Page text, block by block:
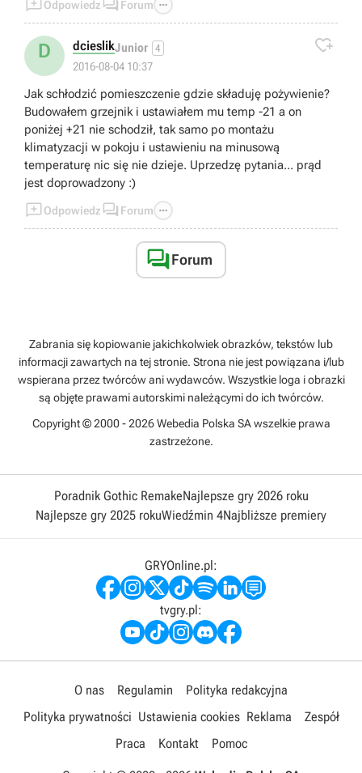
Odpowiedz  Forum 
D dcieslikJunior 4
2016-08-04 10:37

Jak schłodzić pomieszczenie gdzie składuję pożywienie?
Budowałem grzejnik i ustawiałem mu temp -21 a on
poniżej +21 nie schodził, tak samo po montażu
klimatyzacji w pokoju i ustawieniu na minusową
temperaturę nic się nie dzieje. Uprzedzę pytania... prąd
jest doprowadzony :)
Odpowiedz  Forum 
Forum
Zabrania się kopiowanie jakichkolwiek obrazków, tekstów lub
informacji zawartych na tej stronie. Strona nie jest powiązana i/lub
wspierana przez twórców ani wydawców. Wszystkie loga i obrazki
są objęte prawami autorskimi należącymi do ich twórców.
Copyright © 2000 - 2026 Webedia Polska SA wszelkie prawa
zastrzeżone.
Poradnik Gothic RemakeNajlepsze gry 2026 roku
Najlepsze gry 2025 rokuWiedźmin 4Najbliższe premiery
GRYOnline.pl:
tvgry.pl:
O nas Regulamin
Polityka redakcyjna
Polityka prywatności Ustawienia cookies Reklama
Zespół
Praca
Kontakt Pomoc